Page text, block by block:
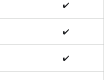
✔️
✔️
✔️